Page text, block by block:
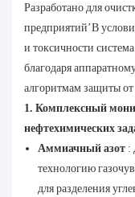
Разработано для
предприятий’В
и токсичности
благодаря
алгоритмам защиты
1. Комплексный
нефтехимических
Аммиачный азот :
технологию
для разделения